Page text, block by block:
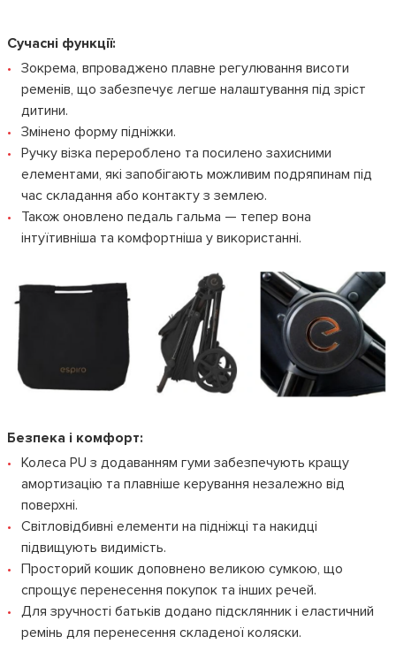
Сучасні функції:
Зокрема, впроваджено плавне регулювання висоти
ременів, що забезпечує легше налаштування під зріст
дитини.
Змінено форму підніжки.
Ручку візка перероблено та посилено захисними
елементами, які запобігають можливим подряпинам під
час складання або контакту з землею.
Також оновлено педаль гальма — тепер вона
інтуїтивніша та комфортніша у використанні.
Безпека і комфорт:
Колеса PU з додаванням гуми забезпечують кращу
амортизацію та плавніше керування незалежно від
поверхні.
Світловідбивні елементи на підніжці та накидці
підвищують видимість.
Просторий кошик доповнено великою сумкою, що
спрощує перенесення покупок та інших речей.
Для зручності батьків додано підсклянник і еластичний
ремінь для перенесення складеної коляски.